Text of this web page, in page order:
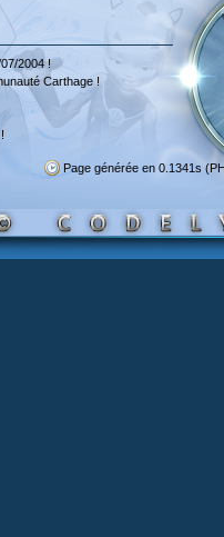
2004 !
Carthage !
Page générée en 0.1341s